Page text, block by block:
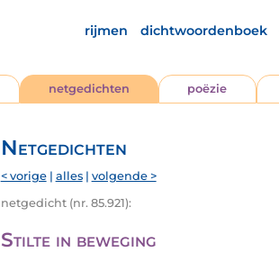
rijmen dichtwoordenboek
netgedichten poëzie
Netgedichten
< vorige| alles| volgende >
netgedicht (nr. 85.921):
Stilte in beweging